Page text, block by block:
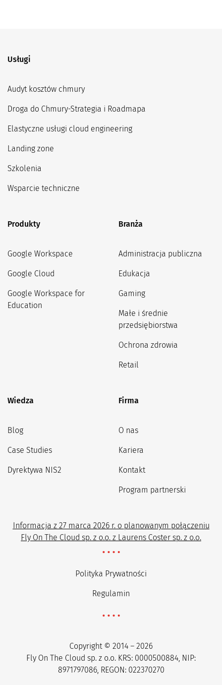
Usługi
Audyt kosztów chmury
Droga do Chmury-Strategia i Roadmapa
Elastyczne usługi cloud engineering
Landing zone
Szkolenia
Wsparcie techniczne
Produkty
Google Workspace
Google Cloud
Google Workspace for
Education
Branża
Administracja publiczna
Edukacja
Gaming
Małe i średnie
przedsiębiorstwa
Ochrona zdrowia
Retail
Wiedza
Blog
Case Studies
Dyrektywa NIS2
Firma
O nas
Kariera
Kontakt
Program partnerski
Informacja z 27 marca 2026 r. o planowanym połączeniu
Fly On The Cloud sp. z o.o. z Laurens Coster sp. z o.o.
Polityka Prywatności
Regulamin
Copyright © 2014 – 2026
Fly On The Cloud sp. z o.o. KRS: 0000500884, NIP:
8971797086, REGON: 022370270